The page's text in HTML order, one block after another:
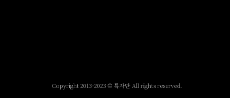
Copyright 2013-2023 ©특자단 All rights reserved.